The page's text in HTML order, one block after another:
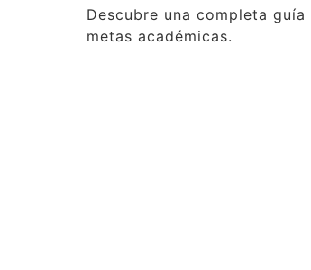
Descubre una completa
metas académicas.